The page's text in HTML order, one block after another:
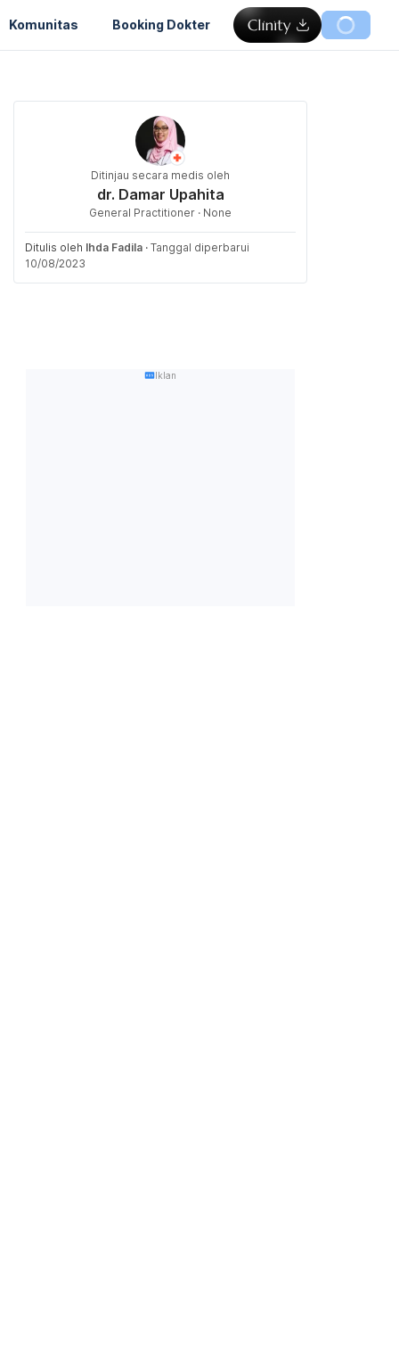
Komunitas Booking Dokter
Ditinjau secara medis oleh
dr. Damar Upahita
General Practitioner · None
Ditulis oleh Ihda Fadila · Tanggal diperbarui
10/08/2023
Iklan